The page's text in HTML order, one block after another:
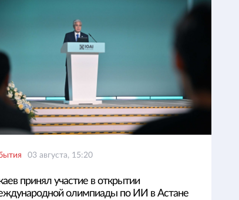
03 августа, 15:20
принял участие в открытии
олимпиады по ИИ в Астане